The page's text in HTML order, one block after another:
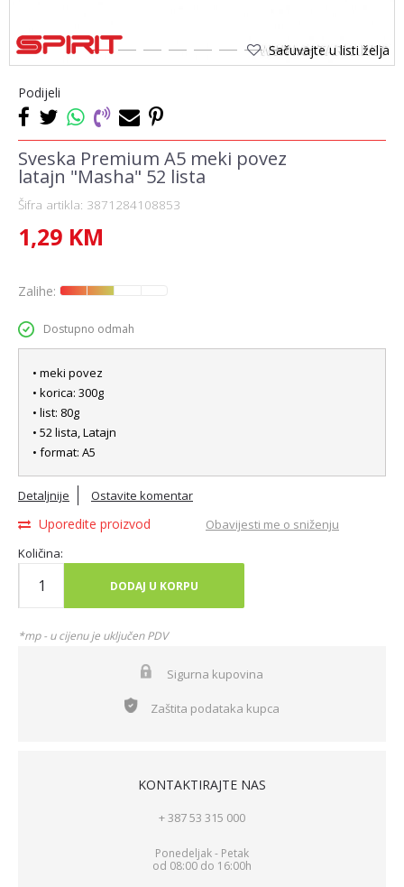
1 2 3 4 5 6 7 8 9
Sačuvajte u listi želja
Podijeli
Sveska Premium A5 meki povez
latajn "Masha" 52 lista
Šifra artikla: 3871284108853
1,29 KM
Zalihe:
Dostupno odmah
• meki povez
• korica: 300g
• list: 80g
• 52 lista, Latajn
• format: A5
Detaljnije Ostavite komentar
Uporedite proizvod
Obavijesti me o sniženju
Količina:
DODAJ U KORPU
*mp - u cijenu je uključen PDV
Sigurna kupovina
Zaštita podataka kupca
KONTAKTIRAJTE NAS
+ 387 53 315 000
Ponedeljak - Petak
od 08:00 do 16:00h